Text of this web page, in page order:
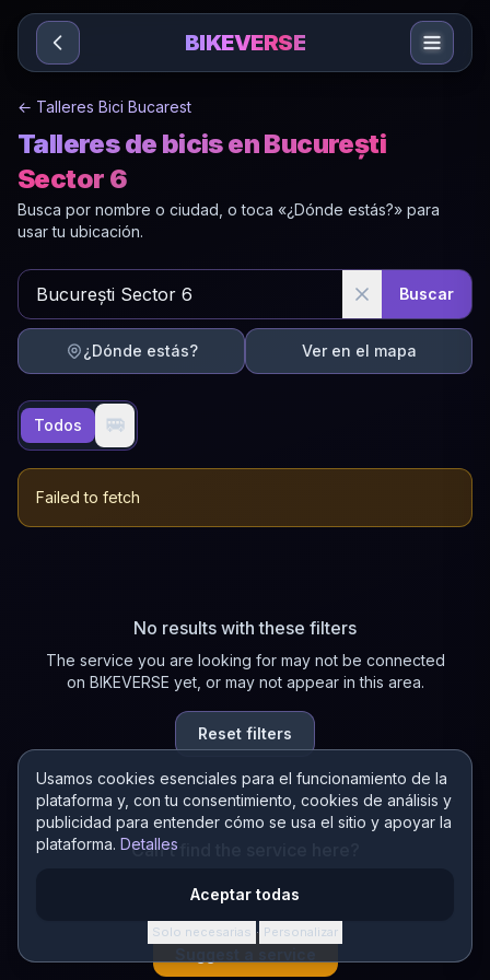
Sari la conținut
Usamos cookies esenciales para el funcionamiento de la
plataforma y, con tu consentimiento, cookies de análisis y
publicidad para entender cómo se usa el sitio y apoyar la
plataforma. Detalles
Aceptar todas
Solo necesarias · Personalizar
BIKEVERSE
← Talleres Bici Bucarest
Talleres de bicis en București
Sector 6
Busca por nombre o ciudad, o toca «¿Dónde estás?» para
usar tu ubicación.
Buscar
¿Dónde estás? Ver en el mapa
Todos 🚐
Failed to fetch
No results with these filters
The service you are looking for may not be connected
on BIKEVERSE yet, or may not appear in this area.
Reset filters
Can't find the service here?
BIKEVERSE, you earn 200 AURA.